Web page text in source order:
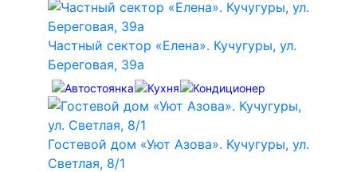
Частный сектор «Елена». Кучугуры, ул.
Береговая, 39а
Гостевой дом «Уют Азова». Кучугуры, ул.
Светлая, 8/1